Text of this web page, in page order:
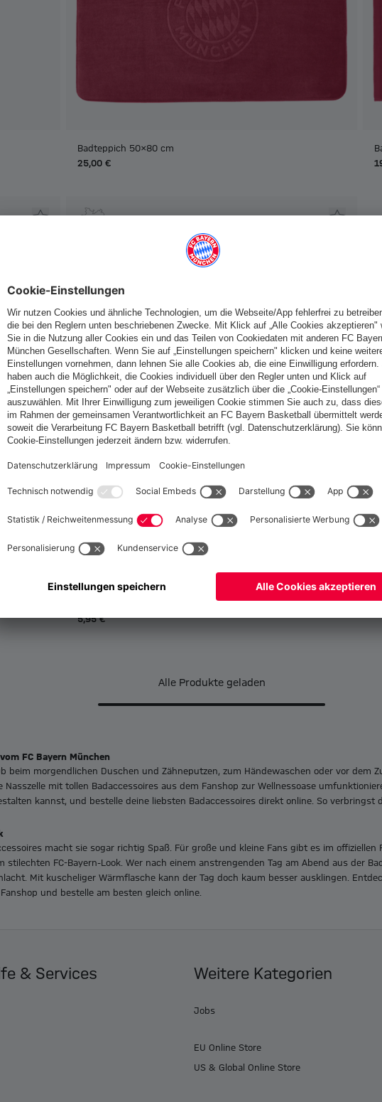
Badteppich 50x80 cm
25,00 €
5,95 €
Alle Produkte geladen
FC Bayern München
beim morgendlichen Duschen und Zähneputzen, zum Händewaschen oder vor dem
Nasszelle mit tollen Badaccessoires aus dem Fanshop zur Wellnessoase
kannst, und bestelle deine liebsten Badaccessoires direkt online. So verbringst
macht sie sogar richtig Spaß. Für große und kleine Fans gibt es im offiziellen
FC-Bayern-Look. Wer nach einem anstrengenden Tag am Abend aus der
Mit kuscheliger Wärmflasche kann der Tag doch kaum besser ausklingen.
und bestelle am besten gleich online.
& Services Weitere Kategorien
Jobs
EU Online Store
US & Global Online Store
Möchtest du im StoreDeutschlandbleiben?
Ja,Deutschland, um dorthin zu liefern!